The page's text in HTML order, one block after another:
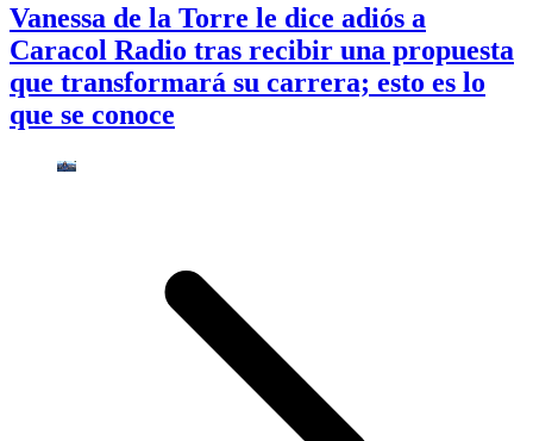
Vanessa de la Torre le dice adiós a
Caracol Radio tras recibir una propuesta
que transformará su carrera; esto es lo
que se conoce